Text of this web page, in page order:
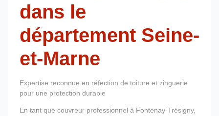
dans le
département Seine-
et-Marne
Expertise reconnue en réfection de toiture et zinguerie
pour une protection durable
En tant que couvreur professionnel à Fontenay-Trésigny,